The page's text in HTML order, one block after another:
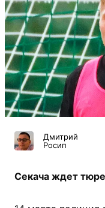
Дмитрий
Росип
Секача ждет